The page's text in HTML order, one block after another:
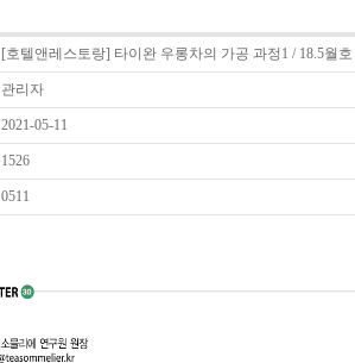
[호텔앤레스토랑] 타이완 우롱차의 가공 과정1 / 18.5월호
관리자
2021-05-11
1526
0511